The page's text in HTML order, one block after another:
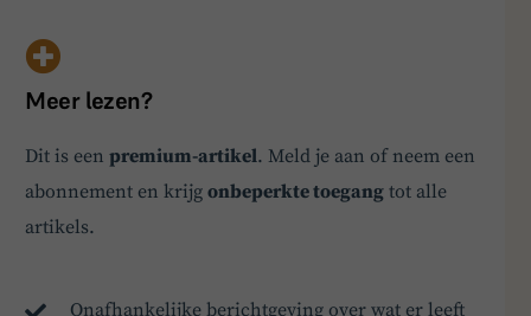
de laatste jaren afgezwakt. In 2023 wordt slechts iets
meer dan 36 procent van de bestuursmandaten i…
Meer lezen?
Dit is eenpremium-artikel. Meld je aan of neem een
abonnement en krijgonbeperkte toegang tot alle
artikels.
Onafhankelijke berichtgeving over wat er leeft
ze gerust!